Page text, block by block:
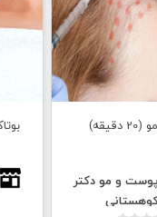
و مو دكتر